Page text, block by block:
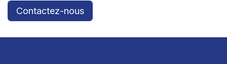
Contactez-nous